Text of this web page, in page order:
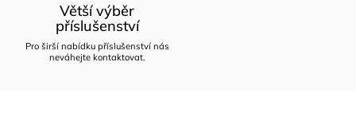
Větší výběr
příslušenství
Pro širší nabídku příslušenství nás
neváhejte kontaktovat.